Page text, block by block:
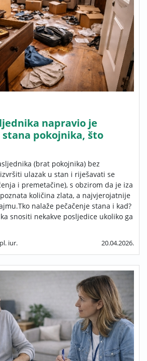
napravio je
pokojnika, što
(brat pokojnika) bez
ulazak u stan i riješavati se
i premetačine), s obzirom da je iza
količina zlata, a najvjerojatnije
nalaže pečačenje stana i kad?
snositi nekakve posljedice ukoliko ga
iur. 20.04.2026.